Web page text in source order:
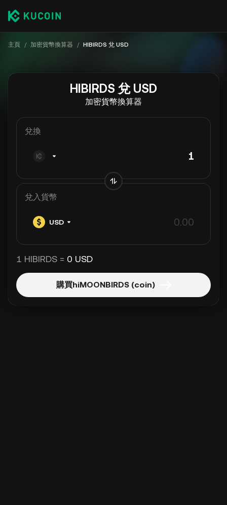
主頁 / 加密貨幣換算器 / HIBIRDS 兌 USD
HIBIRDS 兌 USD
加密貨幣換算器
兌換
兌入貨幣
USD
1 HIBIRDS = 0 USD
購買hiMOONBIRDS (coin)